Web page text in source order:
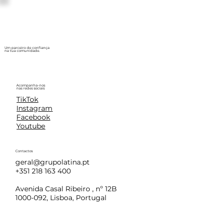
Um parceiro de confiança
na tua comunidade.
Acompanha-nos
nas redes sociais
TikTok
Instagram
Facebook
Youtube
Contactos
geral@grupolatina.pt
+351 218 163 400
Avenida Casal Ribeiro , nº 12B
1000-092, Lisboa, Portugal